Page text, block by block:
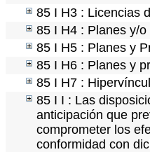
85 I H3 : Licencias
85 I H4 : Planes y/
85 I H5 : Planes y
85 I H6 : Planes y
85 I H7 :
85 I I : Las
anticipación que
comprometer los
conformidad con